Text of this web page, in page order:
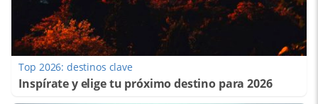
Top 2026: destinos clave
Inspírate y elige tu próximo destino para 2026